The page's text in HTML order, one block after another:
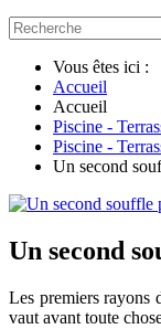
Vous êtes ici :
Accueil
Accueil
Piscine -
Piscine -
Un second
Un second
Les premiers rayons
vaut avant toute